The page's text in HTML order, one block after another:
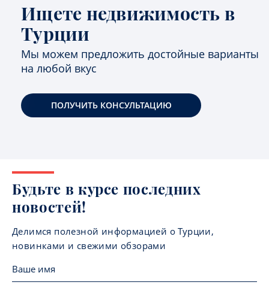
Ищете недвижимость в
Турции
Мы можем предложить достойные варианты
на любой вкус
ПОЛУЧИТЬ КОНСУЛЬТАЦИЮ
Будьте в курсе последних
новостей!
Делимся полезной информацией о Турции,
новинками и свежими обзорами